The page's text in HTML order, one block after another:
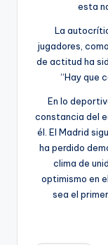
esta
La
jugadores,
de actitud ha
“Hay que
En lo
constancia del
él. El Madrid
ha perdido
clima de
optimismo en
sea el